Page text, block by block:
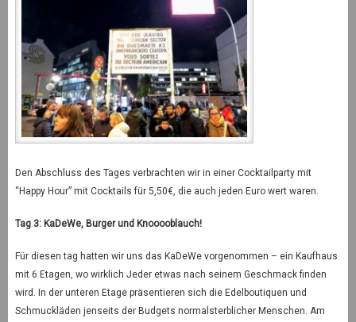
Den Abschluss des Tages verbrachten wir in einer Cocktailparty mit
“Happy Hour” mit Cocktails für 5,50€, die auch jeden Euro wert waren.
Tag 3: KaDeWe, Burger und Knooooblauch!
Für diesen tag hatten wir uns das KaDeWe vorgenommen – ein Kaufhaus
mit 6 Etagen, wo wirklich Jeder etwas nach seinem Geschmack finden
wird. In der unteren Etage präsentieren sich die Edelboutiquen und
Schmuckläden jenseits der Budgets normalsterblicher Menschen. Am